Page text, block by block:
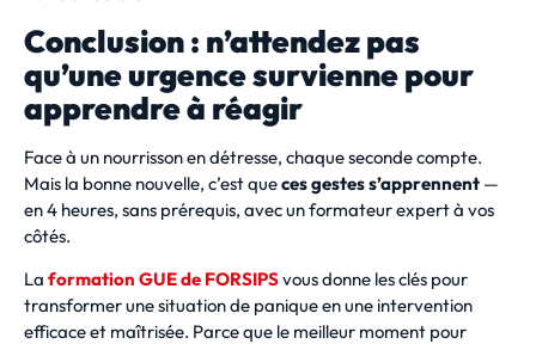
Conclusion : n’attendez pas
qu’une urgence survienne pour
apprendre à réagir
Face à un nourrisson en détresse, chaque seconde compte.
Mais la bonne nouvelle, c’est queces gestes s’apprennent —
en 4 heures, sans prérequis, avec un formateur expert à vos
côtés.
La formation GUE de FORSIPSvous donne les clés pour
transformer une situation de panique en une intervention
efficace et maîtrisée. Parce que le meilleur moment pour